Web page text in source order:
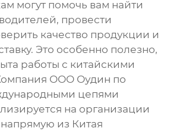
могут помочь вам найти
провести
качество продукции и
Это особенно полезно,
работы с китайскими
ООО Оудин по
цепями
на организации
из Китая